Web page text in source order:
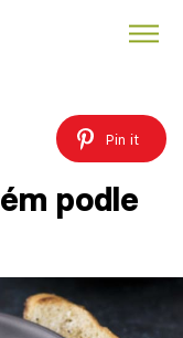
Pin it
podle